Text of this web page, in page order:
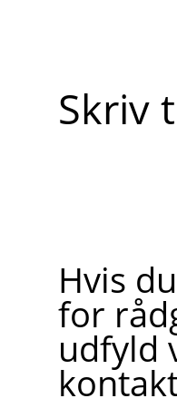
Skriv
Hvis
for
udfyld